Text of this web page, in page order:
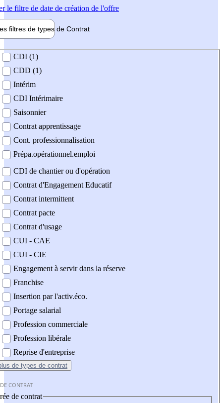
le filtre de date de création de l'offre
filtres de types de Contrat
contrat
CDI (1)
CDD (1)
Intérim
CDI Intérimaire
Saisonnier
Contrat apprentissage
Cont. professionnalisation
Prépa.opérationnel.emploi
CDI de chantier ou d'opération
Contrat d'Engagement Educatif
Contrat intermittent
Contrat pacte
Contrat d'usage
CUI - CAE
CUI - CIE
Engagement à servir dans la réserve
Franchise
Insertion par l'activ.éco.
Portage salarial
Profession commerciale
Profession libérale
Reprise d'entreprise
de types de contrat
CONTRAT
de contrat